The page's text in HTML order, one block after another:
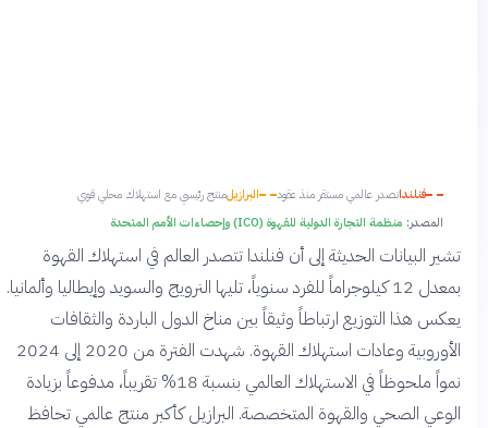
فنلنداتصدر عالمي مستقر منذ عقود البرازيلمنتج رئيسي مع استهلاك محلي قوي
المصدر:منظمة التجارة الدولية للقهوة (ICO) وإحصاءات الأمم المتحدة
تشير البيانات الحديثة إلى أن فنلندا تتصدر العالم في استهلاك القهوة
بمعدل 12 كيلوجراماً للفرد سنوياً، تليها النرويج والسويد وإيطاليا وألمانيا.
يعكس هذا التوزيع ارتباطاً وثيقاً بين مناخ الدول الباردة والثقافات
الأوروبية وعادات استهلاك القهوة. شهدت الفترة من 2020 إلى 2024
نمواً ملحوظاً في الاستهلاك العالمي بنسبة 18% تقريباً، مدفوعاً بزيادة
الوعي الصحي والقهوة المتخصصة. البرازيل كأكبر منتج عالمي تحافظ